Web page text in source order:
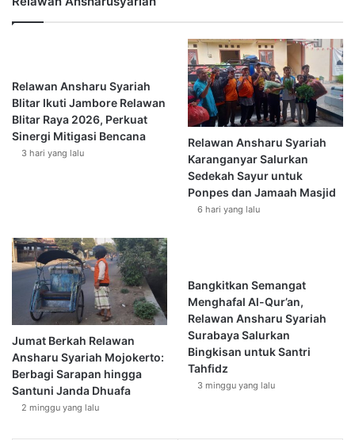
d
i
S
u
o
Relawan Ansharu Syariah
Blitar Ikuti Jambore Relawan
Blitar Raya 2026, Perkuat
Sinergi Mitigasi Bencana
3 hari yang lalu
Relawan Ansharu Syariah
Karanganyar Salurkan
Sedekah Sayur untuk
Ponpes dan Jamaah Masjid
6 hari yang lalu
Jumat Berkah Relawan
Ansharu Syariah Mojokerto:
Berbagi Sarapan hingga
Santuni Janda Dhuafa
2 minggu yang lalu
Bangkitkan Semangat
Menghafal Al-Qur’an,
Relawan Ansharu Syariah
Surabaya Salurkan
Bingkisan untuk Santri
Tahfidz
3 minggu yang lalu